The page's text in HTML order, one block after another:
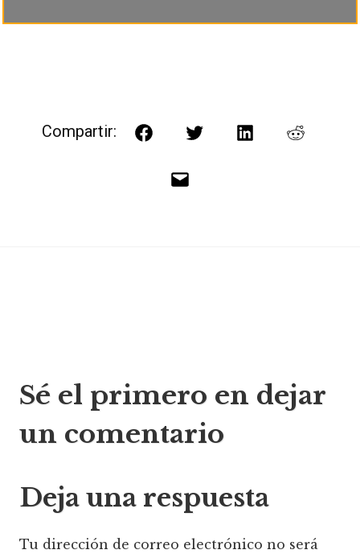
Compartir: FacebookTwitterLinkedInReddit
Correo
de
Sé el primero en dejar
un comentario
Deja una respuesta
Tu dirección de correo electrónico no será